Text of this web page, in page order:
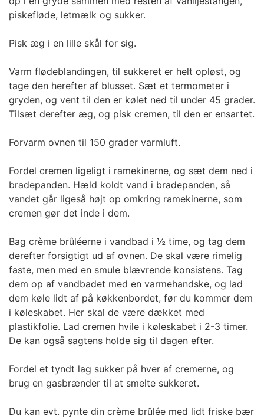
piskefløde, letmælk og sukker.
Pisk æg i en lille skål for sig.
Varm flødeblandingen, til sukkeret er helt opløst, og
tage den herefter af blusset. Sæt et termometer i
gryden, og vent til den er kølet ned til under 45 grader.
Tilsæt derefter æg, og pisk cremen, til den er ensartet.
Forvarm ovnen til 150 grader varmluft.
Fordel cremen ligeligt i ramekinerne, og sæt dem ned i
bradepanden. Hæld koldt vand i bradepanden, så
vandet går ligeså højt op omkring ramekinerne, som
cremen gør det inde i dem.
Bag crème brûléerne i vandbad i ½ time, og tag dem
derefter forsigtigt ud af ovnen. De skal være rimelig
faste, men med en smule blævrende konsistens. Tag
dem op af vandbadet med en varmehandske, og lad
dem køle lidt af på køkkenbordet, før du kommer dem
i køleskabet. Her skal de være dækket med
plastikfolie. Lad cremen hvile i køleskabet i 2-3 timer.
De kan også sagtens holde sig til dagen efter.
Fordel et tyndt lag sukker på hver af cremerne, og
brug en gasbrænder til at smelte sukkeret.
Du kan evt. pynte din crème brûlée med lidt friske bær